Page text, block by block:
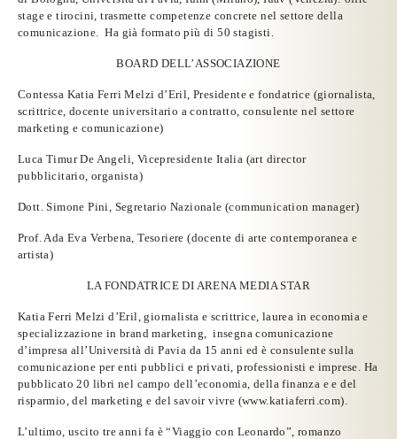
stage e tirocini, trasmette competenze concrete nel settore della
comunicazione. Ha già formato più di 50 stagisti.
BOARD DELL’ASSOCIAZIONE
Contessa Katia Ferri Melzi d’Eril, Presidente e fondatrice (giornalista,
scrittrice, docente universitario a contratto, consulente nel settore
marketing e comunicazione)
Luca Timur De Angeli, Vicepresidente Italia (art director
pubblicitario, organista)
Dott. Simone Pini, Segretario Nazionale (communication manager)
Prof. Ada Eva Verbena, Tesoriere (docente di arte contemporanea e
artista)
LA FONDATRICE DI ARENA MEDIA STAR
Katia Ferri Melzi d’Eril, giornalista e scrittrice, laurea in economia e
specializzazione in brand marketing, insegna comunicazione
d’impresa all’Università di Pavia da 15 anni ed è consulente sulla
comunicazione per enti pubblici e privati, professionisti e imprese. Ha
pubblicato 20 libri nel campo dell’economia, della finanza e e del
risparmio, del marketing e del savoir vivre (www.katiaferri.com).
L’ultimo, uscito tre anni fa è “Viaggio con Leonardo”, romanzo